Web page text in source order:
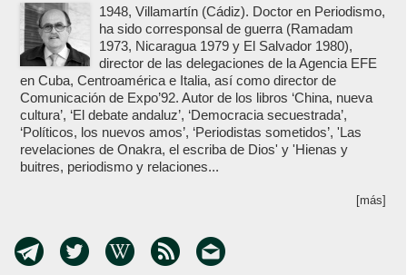
1948, Villamartín (Cádiz). Doctor en Periodismo,
ha sido corresponsal de guerra (Ramadam
1973, Nicaragua 1979 y El Salvador 1980),
director de las delegaciones de la Agencia EFE
en Cuba, Centroamérica e Italia, así como director de
Comunicación de Expo’92. Autor de los libros ‘China, nueva
cultura’, ‘El debate andaluz’, ‘Democracia secuestrada’,
‘Políticos, los nuevos amos’, ‘Periodistas sometidos’, 'Las
revelaciones de Onakra, el escriba de Dios' y 'Hienas y
buitres, periodismo y relaciones...
[más]